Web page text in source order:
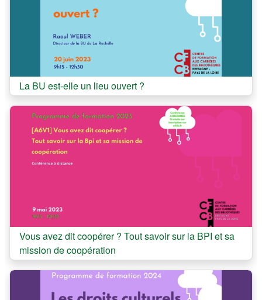
Cours:
La BU est-elle un lieu ouvert ?
Cours:
Vous avez dit coopérer ? Tout savoir sur la BPI et sa
mission de coopération